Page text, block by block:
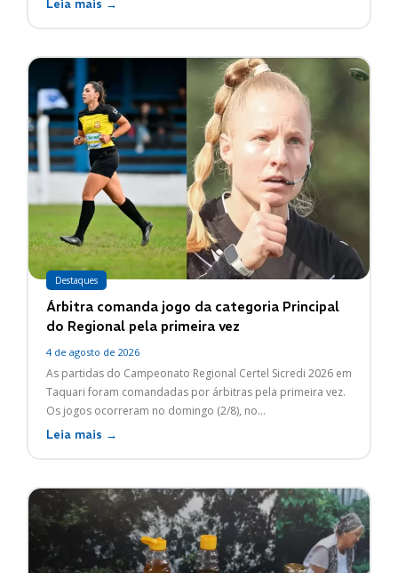
Leia mais →
Destaques
Árbitra comanda jogo da categoria Principal
do Regional pela primeira vez
4 de agosto de 2026
As partidas do Campeonato Regional Certel Sicredi 2026 em
Taquari foram comandadas por árbitras pela primeira vez.
Os jogos ocorreram no domingo (2/8), no...
Leia mais →